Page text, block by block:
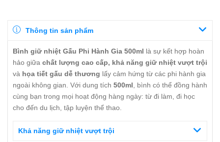
Thông tin sản phẩm
Bình giữ nhiệt Gấu Phi Hành Gia 500ml là sự kết hợp hoàn
hảo giữa chất lượng cao cấp, khả năng giữ nhiệt vượt trội
và họa tiết gấu dễ thương lấy cảm hứng từ các phi hành gia
ngoài không gian. Với dung tích 500ml , bình có thể đồng hành
cùng bạn trong mọi hoạt động hàng ngày: từ đi làm, đi học
cho đến du lịch, tập luyện thể thao.
Khả năng giữ nhiệt vượt trội